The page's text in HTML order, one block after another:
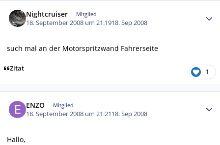
Nightcruiser Mitglied
18. September 2008 um 21:1918. Sep 2008
such mal an der Motorspritzwand Fahrerseite
Zitat 1
ENZO Mitglied
18. September 2008 um 21:2118. Sep 2008
Hallo,